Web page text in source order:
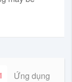
Ứng dụng